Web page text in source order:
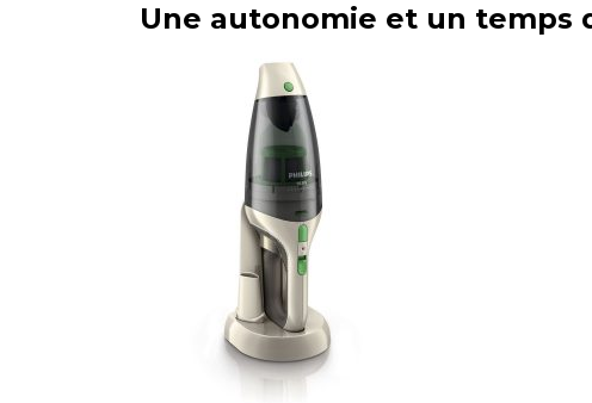
Une autonomie et un temps